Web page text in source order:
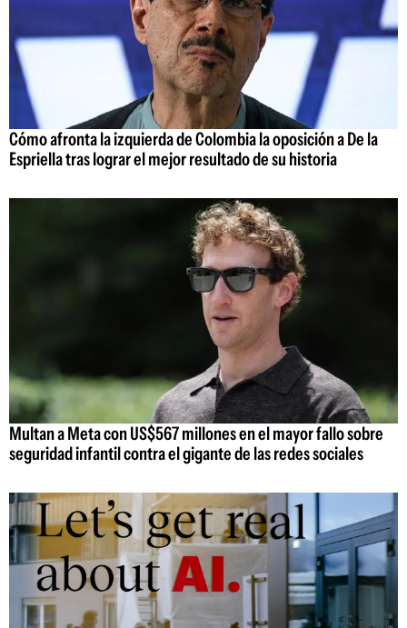
Cómo afronta la izquierda de Colombia la oposición a De la
Espriella tras lograr el mejor resultado de su historia
Multan a Meta con US$567 millones en el mayor fallo sobre
seguridad infantil contra el gigante de las redes sociales